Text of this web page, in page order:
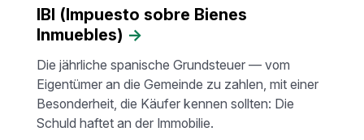
IBI (Impuesto sobre Bienes
Inmuebles) →
Die jährliche spanische Grundsteuer — vom
Eigentümer an die Gemeinde zu zahlen, mit einer
Besonderheit, die Käufer kennen sollten: Die
Schuld haftet an der Immobilie.